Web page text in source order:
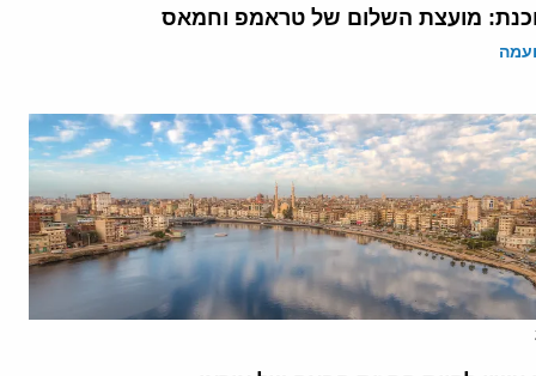
מועצת השלום של טראמפ וחמאס